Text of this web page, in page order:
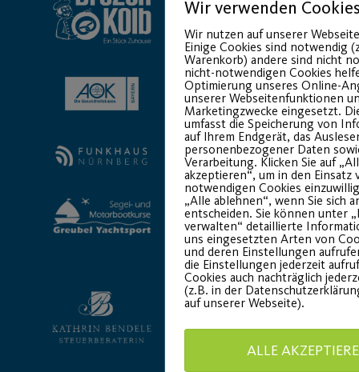
Wir verwenden
Wir nutzen auf unserer
Einige Cookies sind notwendig
Warenkorb) andere sind nicht
nicht-notwendigen Cookies
Optimierung unseres Online-
unserer Webseitenfunktionen
Marketingzwecke eingesetzt.
umfasst die Speicherung von
auf Ihrem Endgerät, das
personenbezogener Daten
Verarbeitung. Klicken Sie auf
akzeptieren“, um in den Einsatz
notwendigen Cookies
„Alle ablehnen“, wenn Sie sich
entscheiden. Sie können unter
verwalten“ detaillierte
uns eingesetzten Arten von
und deren Einstellungen
die Einstellungen jederzeit
Cookies auch nachträglich
(z.B. in der
auf unserer Webseite).
ALLE